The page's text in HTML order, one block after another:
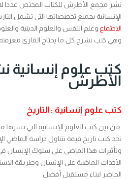
نشر مجمع الأطرش للكتاب المختص عددا
الإنسانية بجميع تخصصاتها التي تشمل
الاجتماع وعلم النفس والعلوم الدينية
وهي كتب تشرح كل ما يحتاج القارئ معرفته
كتب علوم إنسانية
الأطرش
كتب علوم إنسانية : التاريخ
من بين كتب العلوم الإنسانية التي
نجد كتب تاريخ قيمة تتناول دراسة الماضي
وتأثيرات هذا الماضي على سلوك الإنسان
الأحداث الماضية على الإنسان وطريقة
الحاضر لبناء مستقبل أفضل